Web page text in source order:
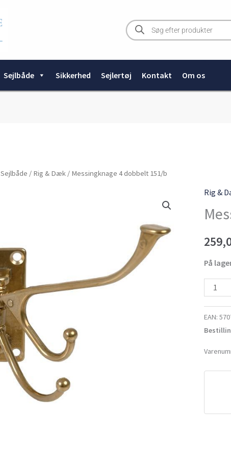
Products
search
Sejlbåde Sikkerhed Sejlertøj Kontakt Om os
Sejlbåde / Rig & Dæk/ Messingknage 4 dobbelt 151/b
Rig &
På
4
151/b
EAN: